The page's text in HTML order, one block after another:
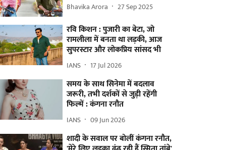
Bhavika Arora 27 Sep 2025
रवि किशन : पुजारी का बेटा, जो
रामलीला में बनता था लड़की, आज
सुपरस्टार और लोकप्रिय सांसद भी
IANS 17 Jul 2026
समय के साथ सिनेमा में बदलाव
जरूरी, तभी दर्शकों से जुड़ी रहेंगी
फिल्में : कंगना रनौत
IANS 09 Jun 2026
शादी के सवाल पर बोलीं कंगना रनौत,